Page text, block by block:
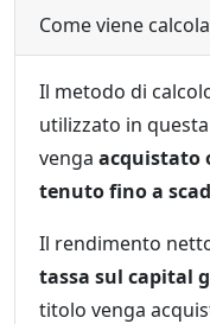
Come viene
Il metodo di
utilizzato in
venga acquistato
tenuto fino a
Il rendimento
tassa sul capital
titolo venga